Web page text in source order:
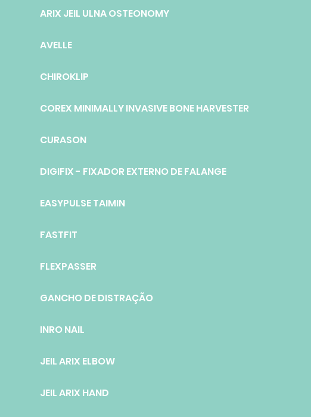
ARIX JEIL ULNA OSTEONOMY
AVELLE
CHIROKLIP
COREX MINIMALLY INVASIVE BONE HARVESTER
CURASON
DIGIFIX - FIXADOR EXTERNO DE FALANGE
EASYPULSE TAIMIN
FASTFIT
FLEXPASSER
GANCHO DE DISTRAÇÃO
INRO NAIL
JEIL ARIX ELBOW
JEIL ARIX HAND